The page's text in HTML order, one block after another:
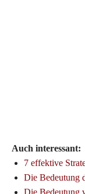
Auch interessant:
7 effektive
Die Bedeutung
Die Bedeutung